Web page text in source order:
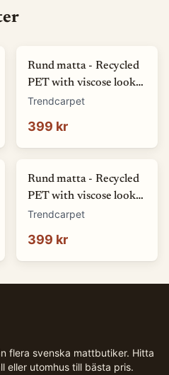
Rund matta - Recycled
PET with viscose look
(blå) (Storlek: Ø 80 cm)
Trendcarpet
399 kr
Rund matta - Recycled
PET with viscose look
(rosa) (Storlek: Ø 80
Trendcarpet
399 kr
flera svenska mattbutiker. Hitta
eller utomhus till bästa pris.